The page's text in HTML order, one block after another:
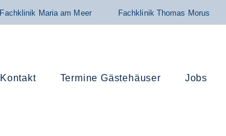
Fachklinik Maria am Meer Fachklinik Thomas Morus
Kontakt Termine Gästehäuser Jobs